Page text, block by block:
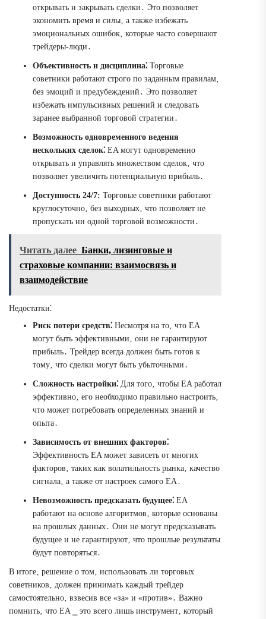
открывать и закрывать сделки․ Это позволяет
экономить время и силы‚ а также избежать
эмоциональных ошибок‚ которые часто совершают
трейдеры-люди․
Объективность и дисциплина⁚ Торговые
советники работают строго по заданным правилам‚
без эмоций и предубеждений․ Это позволяет
избежать импульсивных решений и следовать
заранее выбранной торговой стратегии․
Возможность одновременного ведения
нескольких сделок⁚ EA могут одновременно
открывать и управлять множеством сделок‚ что
позволяет увеличить потенциальную прибыль․
Доступность 24/7: Торговые советники работают
круглосуточно‚ без выходных‚ что позволяет не
пропускать ни одной торговой возможности․
Читать далее Банки, лизинговые и
страховые компании: взаимосвязь и
взаимодействие
Недостатки⁚
Риск потери средств⁚ Несмотря на то‚ что EA
могут быть эффективными‚ они не гарантируют
прибыль․ Трейдер всегда должен быть готов к
тому‚ что сделки могут быть убыточными․
Сложность настройки⁚ Для того‚ чтобы EA работал
эффективно‚ его необходимо правильно настроить‚
что может потребовать определенных знаний и
опыта․
Зависимость от внешних факторов⁚
Эффективность EA может зависеть от многих
факторов‚ таких как волатильность рынка‚ качество
сигнала‚ а также от настроек самого EA․
Невозможность предсказать будущее⁚ EA
работают на основе алгоритмов‚ которые основаны
на прошлых данных․ Они не могут предсказывать
будущее и не гарантируют‚ что прошлые результаты
будут повторяться․
В итоге‚ решение о том‚ использовать ли торговых
советников‚ должен принимать каждый трейдер
самостоятельно‚ взвесив все «за» и «против»․ Важно
помнить‚ что EA ⎯ это всего лишь инструмент‚ который